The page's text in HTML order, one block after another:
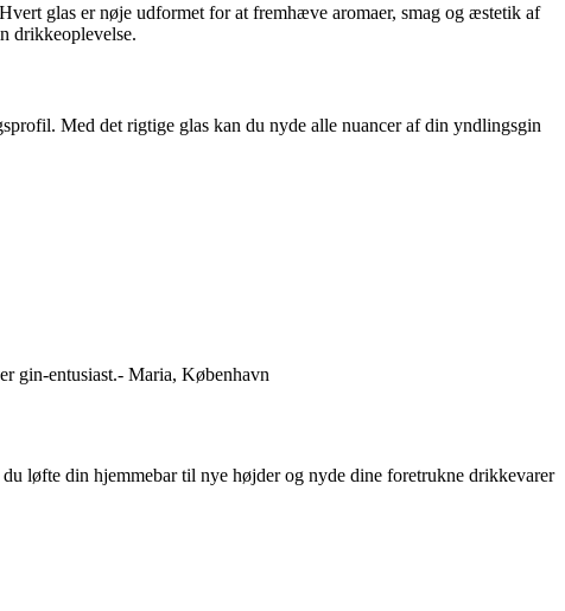
glas er nøje udformet for at fremhæve aromaer, smag og æstetik af
drikkeoplevelse.
Med det rigtige glas kan du nyde alle nuancer af din yndlingsgin
gin-entusiast.- Maria, København
løfte din hjemmebar til nye højder og nyde dine foretrukne drikkevarer